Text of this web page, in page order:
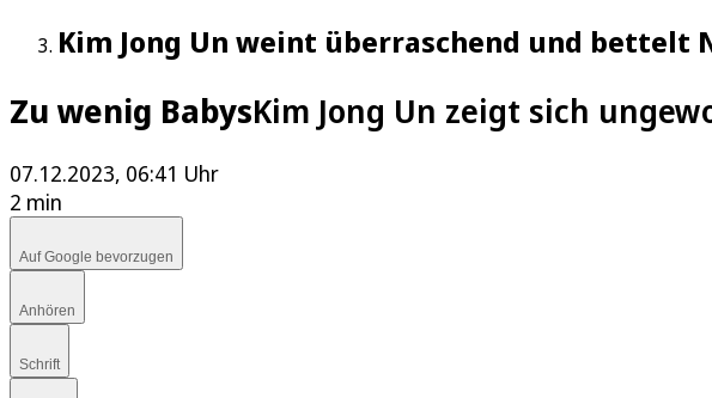
Kim Jong Un weint überraschend und bettelt
Zu wenig BabysKim Jong Un zeigt sich
07.12.2023, 06:41 Uhr
2 min
Auf Google bevorzugen
Anhören
Schrift